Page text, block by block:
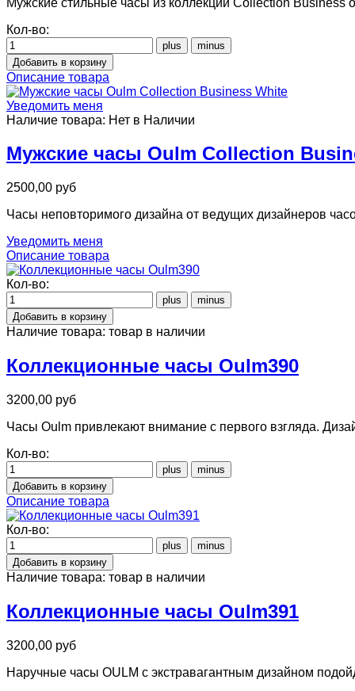
Кол-во:
Описание товара
Уведомить меня
Наличие товара: Нет в Наличии
Мужские часы Oulm Collection
2500,00 руб
Часы неповторимого дизайна от ведущих дизайнеров
Уведомить меня
Описание товара
Кол-во:
Наличие товара: товар в наличии
Коллекционные часы Oulm390
3200,00 руб
Часы Oulm привлекают внимание с первого взгляда.
Кол-во:
Описание товара
Кол-во:
Наличие товара: товар в наличии
Коллекционные часы Oulm391
3200,00 руб
Наручные часы OULM с экстравагантным дизайном